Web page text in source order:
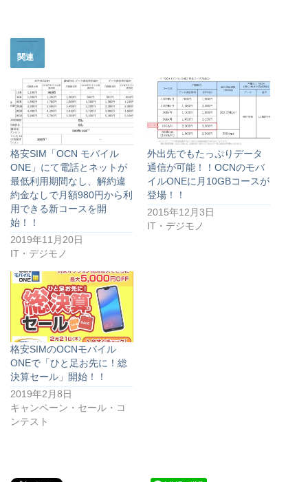
関連
格安SIM「OCN モバイル
ONE」にて電話とネットが
最低利用期間なし、解約違
約金なしで月額980円から利
用できる新コースを開
始！！
2019年11月20日
IT・デジモノ
外出先でもたっぷりデータ
通信が可能！！OCNのモバ
イルONEに月10GBコースが
登場！！
2015年12月3日
IT・デジモノ
格安SIMのOCNモバイル
ONEで「ひと足お先に！総
決算セール」開始！！
2019年2月8日
キャンペーン・セール・コ
ンテスト